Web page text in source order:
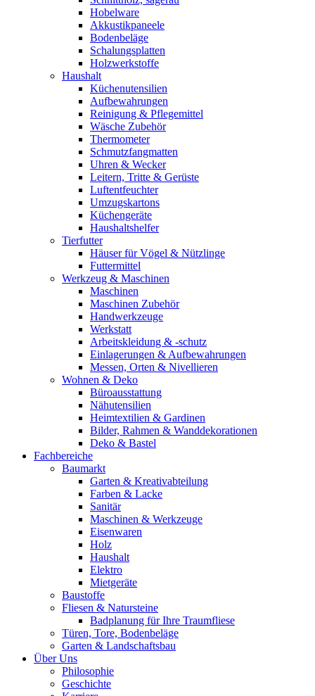
Hobelware
Akkustikpaneele
Bodenbeläge
Schalungsplatten
Holzwerkstoffe
Haushalt
Küchenutensilien
Aufbewahrungen
Reinigung & Pflegemittel
Wäsche Zubehör
Thermometer
Schmutzfangmatten
Uhren & Wecker
Leitern, Tritte & Gerüste
Luftentfeuchter
Umzugskartons
Küchengeräte
Haushaltshelfer
Tierfutter
Häuser für Vögel & Nützlinge
Futtermittel
Werkzeug & Maschinen
Maschinen
Maschinen Zubehör
Handwerkzeuge
Werkstatt
Arbeitskleidung & -schutz
Einlagerungen & Aufbewahrungen
Messen, Orten & Nivellieren
Wohnen & Deko
Büroausstattung
Nähutensilien
Heimtextilien & Gardinen
Bilder, Rahmen & Wanddekorationen
Deko & Bastel
Fachbereiche
Baumarkt
Garten & Kreativabteilung
Farben & Lacke
Sanitär
Maschinen & Werkzeuge
Eisenwaren
Holz
Haushalt
Elektro
Mietgeräte
Baustoffe
Fliesen & Natursteine
Badplanung für Ihre Traumfliese
Türen, Tore, Bodenbeläge
Garten & Landschaftsbau
Über Uns
Philosophie
Geschichte